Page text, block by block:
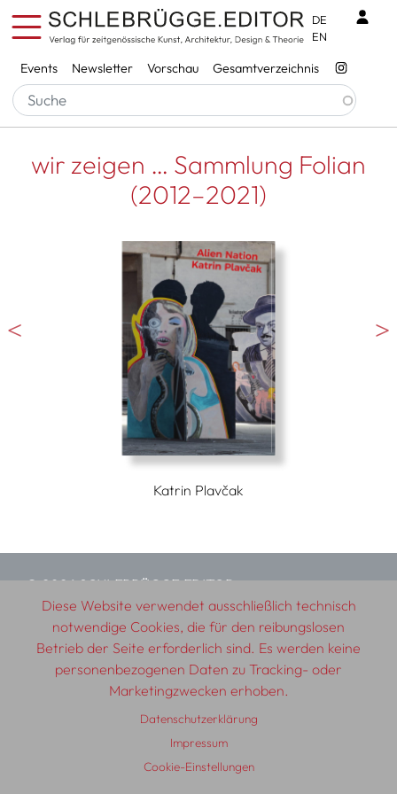
Direkt zum Inhalt
Services
Events Newsletter Vorschau Gesamtverzeichnis
DE
EN
wir zeigen … Sammlung Folian
(2012–2021)
Katrin Plavčak
© 2026 SCHLEBRÜGGE.EDITOR
Über uns Textautor:innen AGB
Impressum
Datenschutzerklärung
Auslieferung Kontakt
Diese Website verwendet ausschließlich technisch
notwendige Cookies, die für den reibungslosen
Betrieb der Seite erforderlich sind. Es werden keine
personenbezogenen Daten zu Tracking- oder
Marketingzwecken erhoben.
Datenschutzerklärung
Impressum
Cookie-Einstellungen